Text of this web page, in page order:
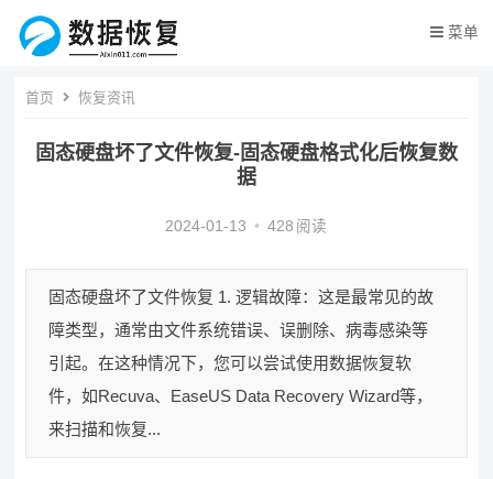
菜单
首页 恢复资讯
固态硬盘坏了文件恢复-固态硬盘格式化后恢复数
据
2024-01-13 • 428 阅读
固态硬盘坏了文件恢复 1. 逻辑故障：这是最常见的故
障类型，通常由文件系统错误、误删除、病毒感染等
引起。在这种情况下，您可以尝试使用数据恢复软
件，如Recuva、EaseUS Data Recovery Wizard等，
来扫描和恢复...